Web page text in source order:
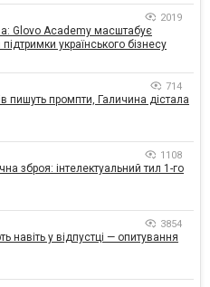
2019
Glovo Academy масштабує
українського бізнесу
714
пишуть промпти, Галичина дістала
1108
зброя: інтелектуальний тил 1-го
3854
навіть у відпустці — опитування